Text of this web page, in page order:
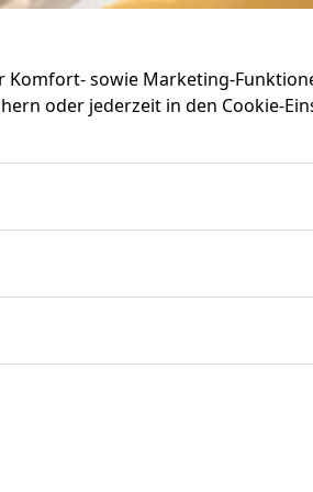
sowie Marketing-
oder jederzeit in den Cookie-